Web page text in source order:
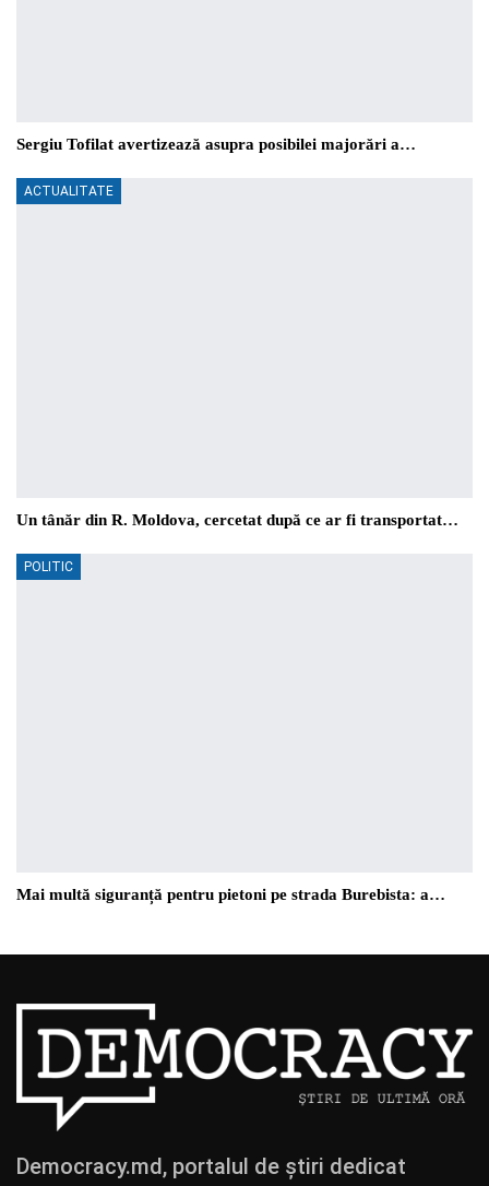
Sergiu Tofilat avertizează asupra posibilei majorări a…
ACTUALITATE
Un tânăr din R. Moldova, cercetat după ce ar fi transportat…
POLITIC
Mai multă siguranță pentru pietoni pe strada Burebista: a…
Democracy.md, portalul de știri dedicat